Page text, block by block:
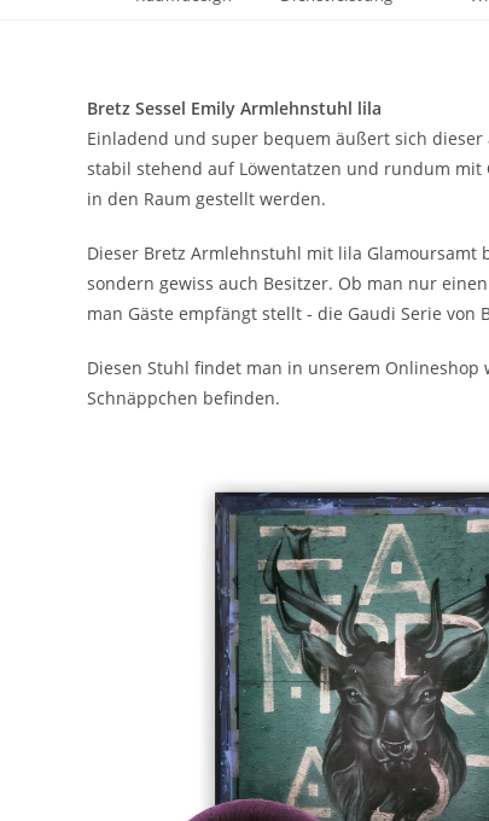
Bretz Sessel Emily Armlehnstuhl lila
Einladend und super bequem äußert sich
stabil stehend auf Löwentatzen und rundum
in den Raum gestellt werden.
Dieser Bretz Armlehnstuhl mit lila Glamoursamt
sondern gewiss auch Besitzer. Ob man nur
man Gäste empfängt stellt - die Gaudi Serie
Diesen Stuhl findet man in unserem Onlineshop
Schnäppchen befinden.